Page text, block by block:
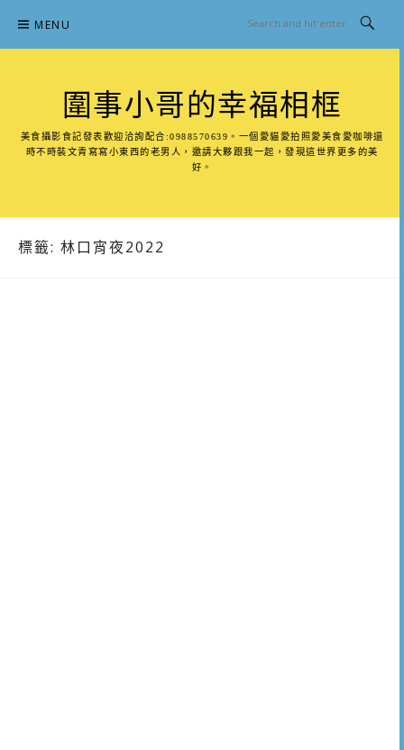
content
MENU
圍事小哥的幸福相框
美食攝影食記發表歡迎洽詢配合:0988570639。一個愛貓愛拍照愛美食愛咖啡還
時不時裝文青寫寫小東西的老男人，邀請大夥跟我一起，發現這世界更多的美
好。
標籤: 林口宵夜2022